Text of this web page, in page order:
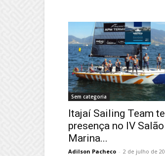
Sem categoria
Itajaí Sailing Team
presença no IV
Marina...
Adilson Pacheco - 2 de julho de